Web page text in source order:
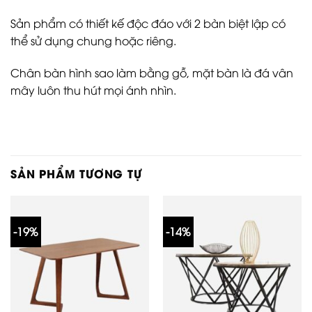
Sản phẩm có thiết kế độc đáo với 2 bàn biệt lập có
thể sử dụng chung hoặc riêng.
Chân bàn hình sao làm bằng gỗ, mặt bàn là đá vân
mây luôn thu hút mọi ánh nhìn.
SẢN PHẨM TƯƠNG TỰ
-19% -14%